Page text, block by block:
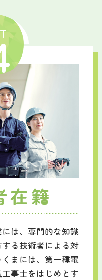
在籍
は、専門的な知識
る技術者による対
まには、第一種電
事士をはじめとす